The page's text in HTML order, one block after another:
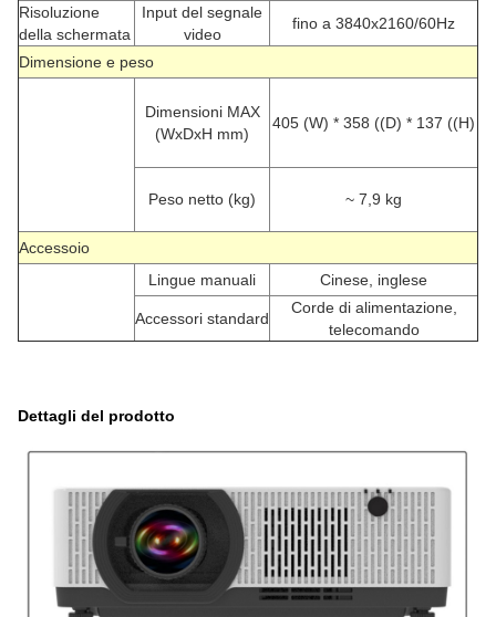
Risoluzione
della schermata
Input del segnale
video
fino a 3840x2160/60Hz
Dimensione e peso
Dimensioni MAX
(WxDxH mm)
405 (W) * 358 ((D) * 137 ((H)
Peso netto (kg) ~ 7,9 kg
Accessoio
Lingue manuali
Cinese, inglese
Accessori standard
Corde di alimentazione,
telecomando
Dettagli del prodotto